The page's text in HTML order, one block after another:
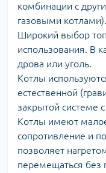
комбинации с
газовыми котлами).
Широкий выбор
использования. В
дрова или уголь.
Котлы
естественной
закрытой системе
Котлы имеют
сопротивление и
позволяет
перемещаться без